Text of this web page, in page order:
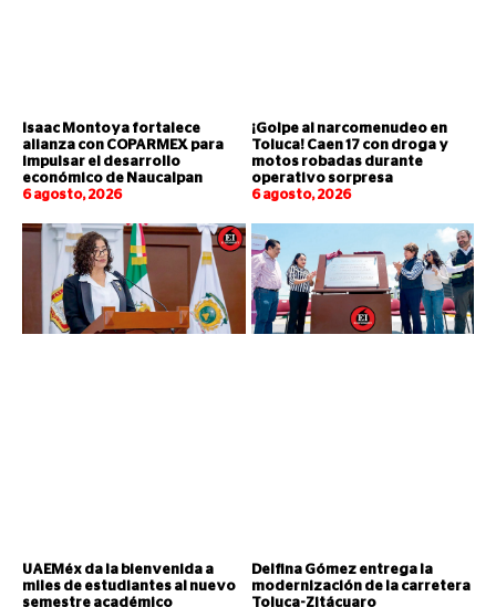
Isaac Montoya fortalece
alianza con COPARMEX para
impulsar el desarrollo
económico de Naucalpan
6 agosto, 2026
¡Golpe al narcomenudeo en
Toluca! Caen 17 con droga y
motos robadas durante
operativo sorpresa
6 agosto, 2026
UAEMéx da la bienvenida a
miles de estudiantes al nuevo
semestre académico
Delfina Gómez entrega la
modernización de la carretera
Toluca-Zitácuaro